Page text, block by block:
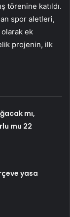
törenine katıldı.
spor aletleri,
ek
projenin, ilk
mı,
mu 22
yasa